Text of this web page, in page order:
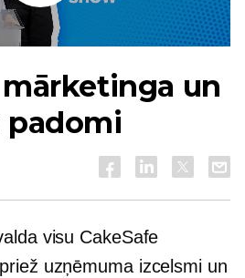
Bārs
mārketinga un
padomi
visu CakeSafe
uzņēmuma izcelsmi un